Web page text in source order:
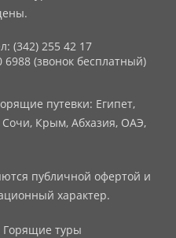
(342) 255 42 17
(звонок бесплатный)
путевки: Египет,
Крым, Абхазия, ОАЭ,
публичной офертой и
характер.
Горящие туры